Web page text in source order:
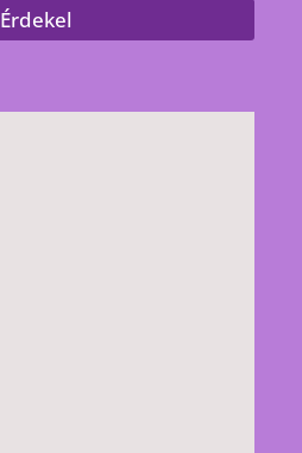
Érdekel